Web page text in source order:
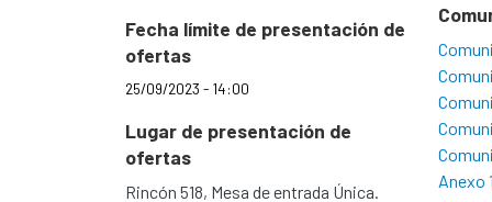
Fecha límite de presentación de
ofertas
25/09/2023 - 14:00
Lugar de presentación de
ofertas
Rincón 518, Mesa de entrada Única.
Anexo